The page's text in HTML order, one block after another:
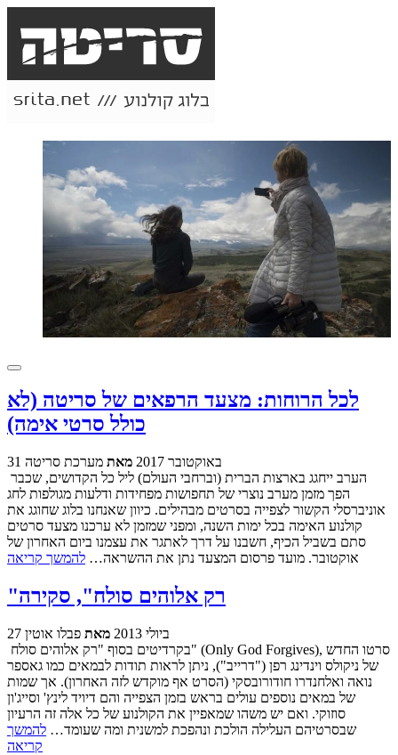
לכל הרוחות: מצעד הרפאים של סריטה (לא
כולל סרטי אימה)
31 באוקטובר 2017 מאת מערכת סריטה
הפך מזמן מערב נוצרי של תחפושות מפחידות ודלעות מגולפות לחג
אוניברסלי הקשור לצפייה בסרטים מבהילים. כיוון שאנחנו בלוג שחוגג את
קולנוע האימה בכל ימות השנה, ומפני שמזמן לא ערכנו מצעד סרטים
סתם בשביל הכיף, חשבנו על דרך לאתגר את עצמנו ביום האחרון של
אוקטובר. מועד פרסום המצעד נתן את ההשראה… להמשך קריאה
"רק אלוהים סולח", סקירה
27 ביולי 2013 מאת פבלו אוטין
של ניקולס וינדינג רפן ("דרייב"), ניתן לראות תודות לבמאים כמו גאספר
נואה ואלחנדרו חודורובסקי (הסרט אף מוקדש לזה האחרון). אך שמות
של במאים נוספים עולים בראש בזמן הצפייה והם דיויד לינץ' וסייג'ון
סוזוקי. ואם יש משהו שמאפיין את הקולנוע של כל אלה זה הרעיון
שבסרטיהם העלילה הולכת ונהפכת למשנית ומה שעומד… להמשך
קריאה